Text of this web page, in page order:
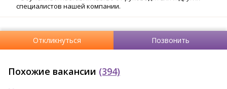
специалистов нашей компании.
Откликнуться Позвонить
Похожие вакансии (394)